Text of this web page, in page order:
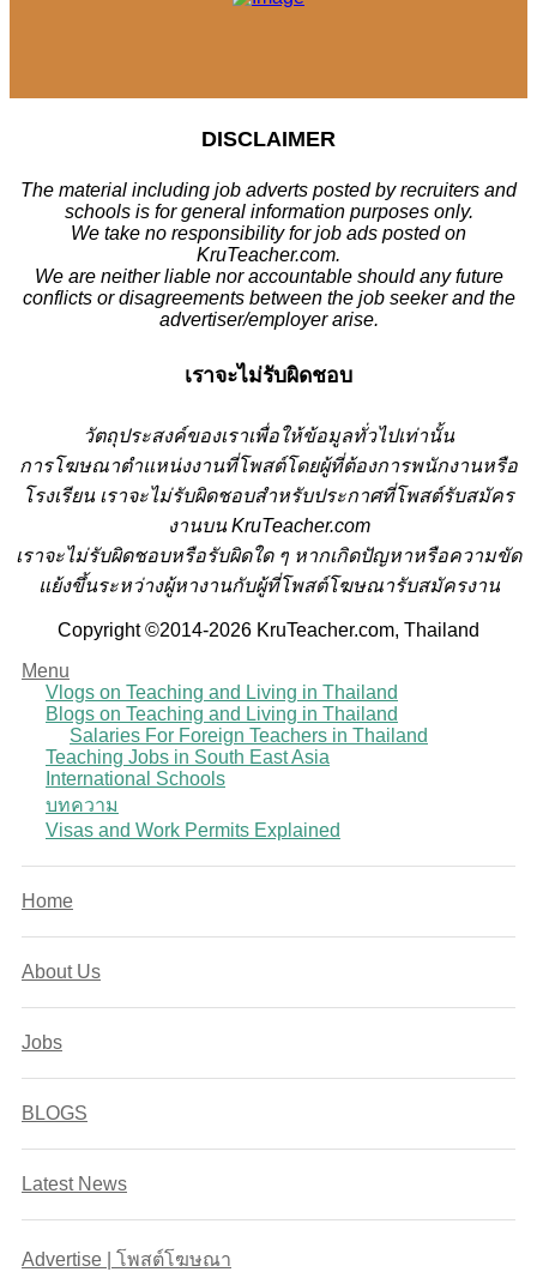
DISCLAIMER
The material including job adverts posted by recruiters and
schools is for general information purposes only.
We take no responsibility for job ads posted on
KruTeacher.com.
We are neither liable nor accountable should any future
conflicts or disagreements between the job seeker and the
advertiser/employer arise.
เราจะไม่รับผิดชอบ
วัตถุประสงค์ของเราเพื่อให้ข้อมูลทั่วไปเท่านั้น
การโฆษณาตำแหน่งงานที่โพสต์โดยผู้ที่ต้องการพนักงานหรือ
โรงเรียน เราจะไม่รับผิดชอบสำหรับประกาศที่โพสต์รับสมัคร
งานบน KruTeacher.com
เราจะไม่รับผิดชอบหรือรับผิดใด ๆ หากเกิดปัญหาหรือความขัด
แย้งขึ้นระหว่างผู้หางานกับผู้ที่โพสต์โฆษณารับสมัครงาน
Copyright ©2014-2026 KruTeacher.com, Thailand
Menu
Vlogs on Teaching and Living in Thailand
Blogs on Teaching and Living in Thailand
Salaries For Foreign Teachers in Thailand
Teaching Jobs in South East Asia
International Schools
บทความ
Visas and Work Permits Explained
Home
About Us
Jobs
BLOGS
Latest News
Advertise | โพสต์โฆษณา